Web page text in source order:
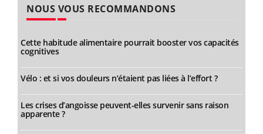
NOUS VOUS RECOMMANDONS
Cette habitude alimentaire pourrait booster vos capacités
cognitives
Vélo : et si vos douleurs n’étaient pas liées à l’effort ?
Les crises d’angoisse peuvent-elles survenir sans raison
apparente ?